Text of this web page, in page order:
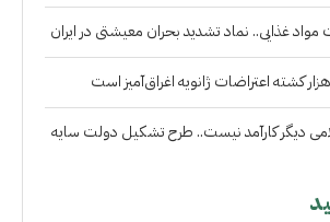
غذایی.. نماد تشدید بحران معیشتی در ایران
کشته اعتراضات ژانویه اغراق‌آمیز است
دیگر کارآمد نیست.. طرح تشکیل دولت سایه